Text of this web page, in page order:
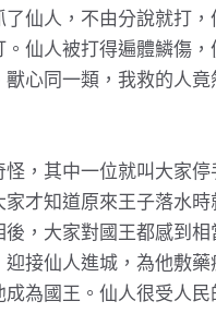
了仙人，不由分說就打
。仙人被打得遍體鱗傷
獸心同一類，我救的人
怪，其中一位就叫大家
家才知道原來王子落水
後，大家對國王都感到相
迎接仙人進城，為他敷
成為國王。仙人很受人